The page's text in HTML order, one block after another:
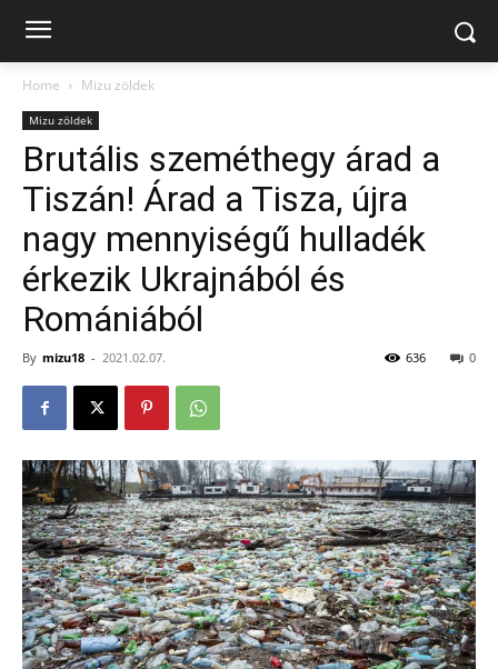
Home Mizu zöldek
Mizu zöldek
Brutális szeméthegy árad a
Tiszán! Árad a Tisza, újra
nagy mennyiségű hulladék
érkezik Ukrajnából és
Romániából
By mizu18 - 2021.02.07. 0
636